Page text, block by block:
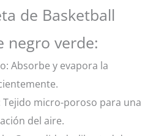
de Basketball
negro verde:
Absorbe y evapora la
micro-poroso para una
del aire.